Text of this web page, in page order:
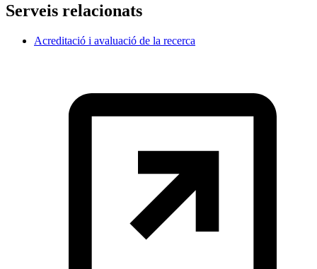
Serveis relacionats
Acreditació i avaluació de la recerca